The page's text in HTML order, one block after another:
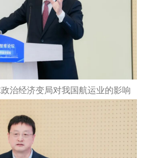
治经济变局对我国航运业的影响